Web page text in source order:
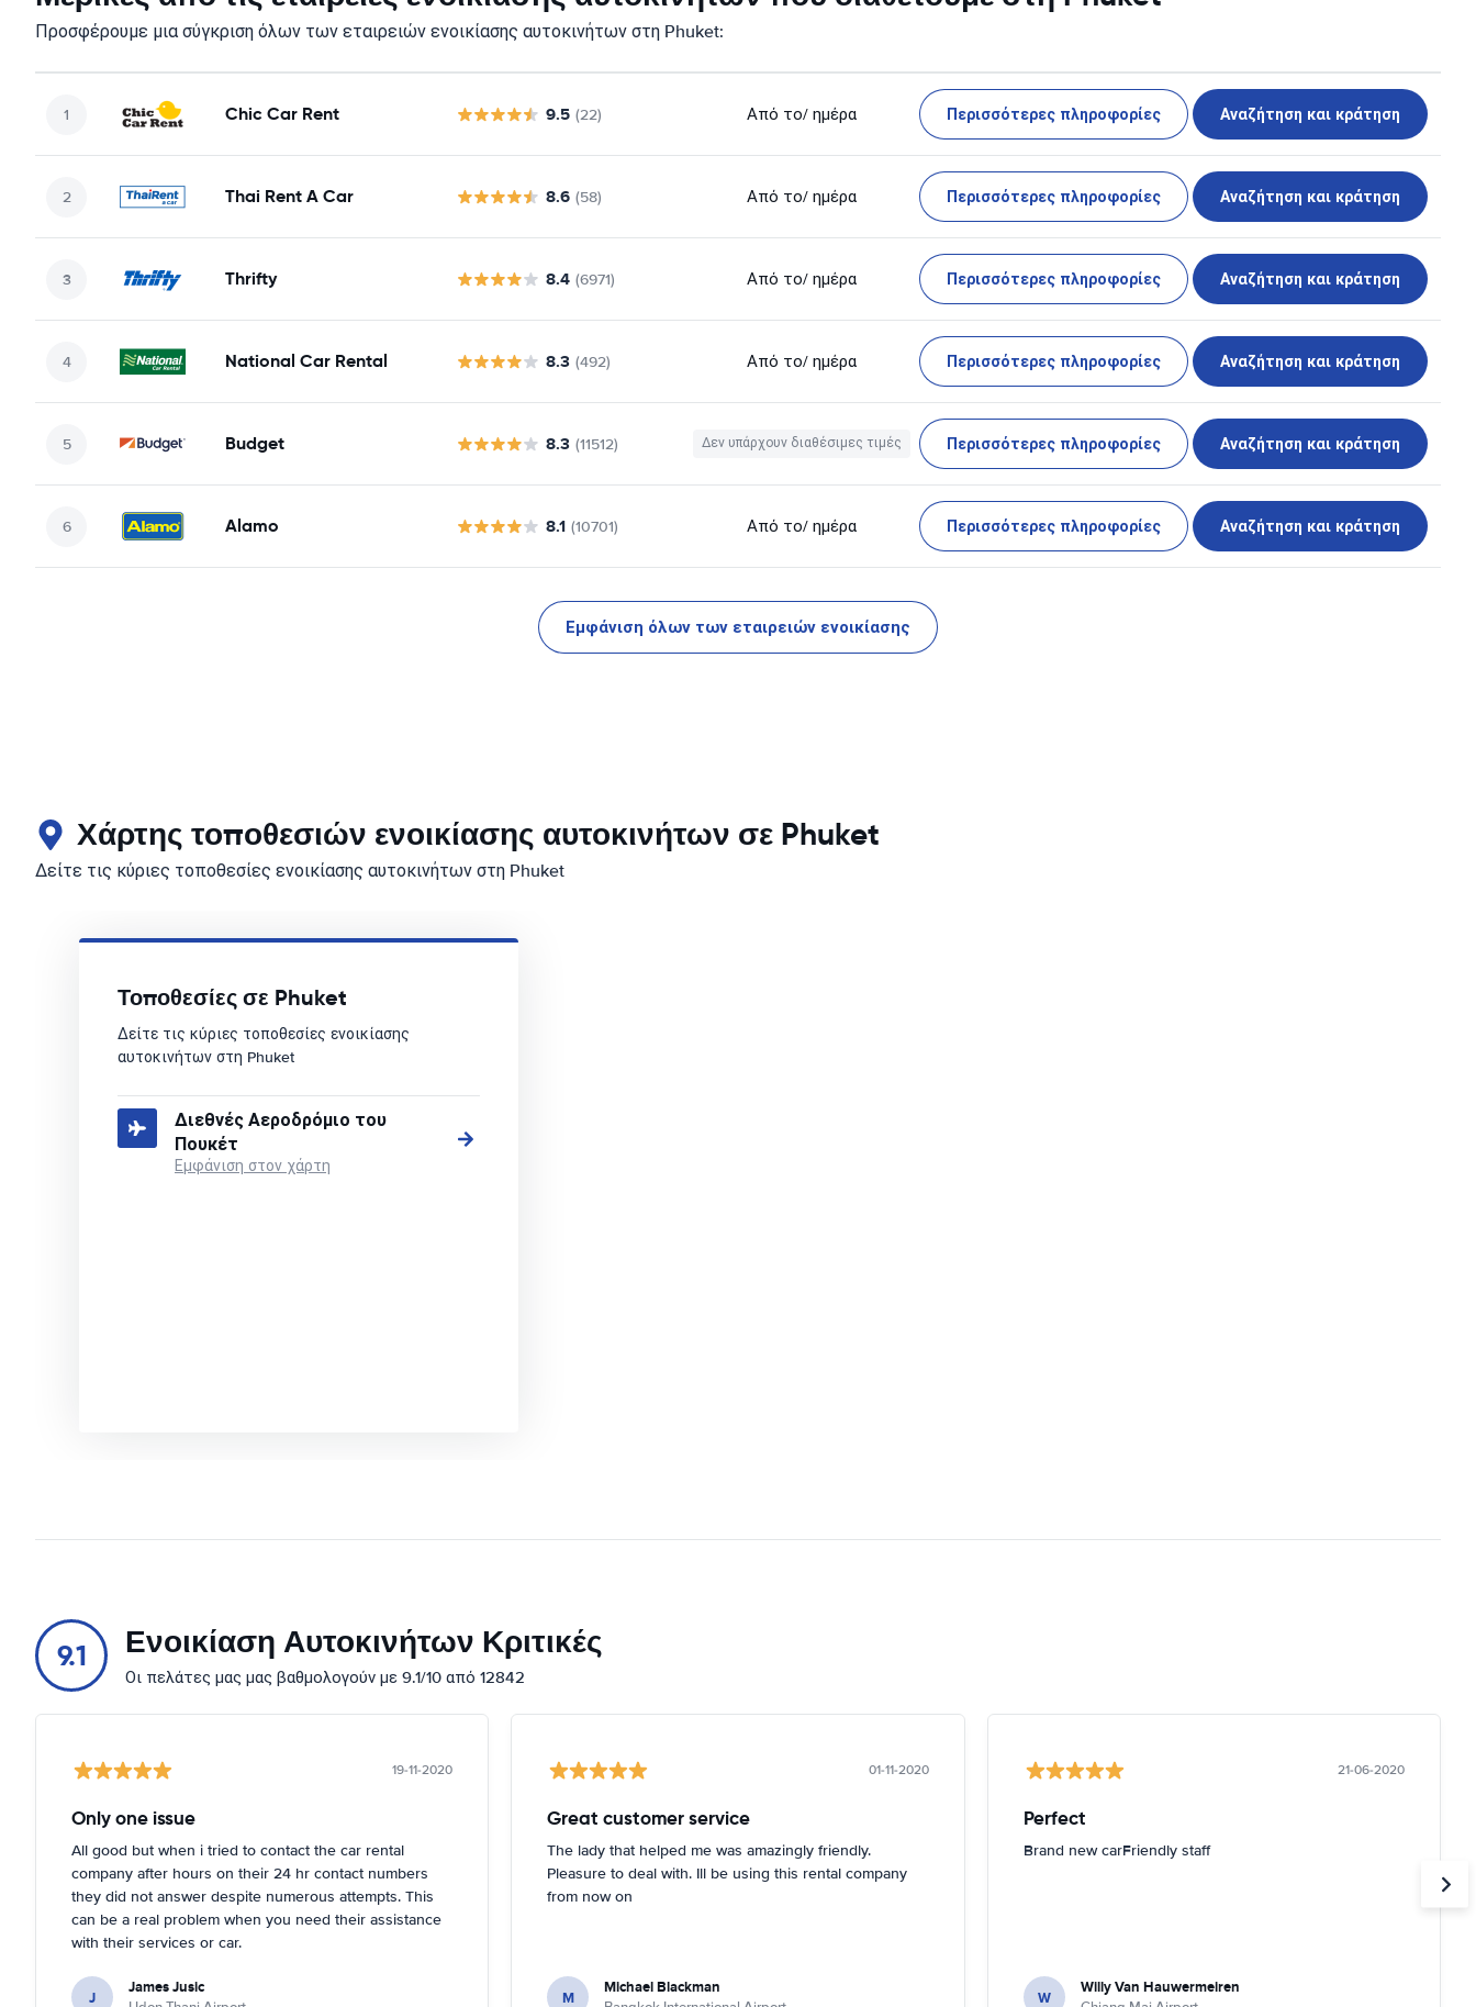
Προσφέρουμε μια σύγκριση όλων των εταιρειών ενοικίασης αυτοκινήτων στη Phuket:
Chic Car Rent 9.5 (22) Από το/ ημέρα Περισσότερες πληροφορίες Αναζήτηση και κράτηση
Thai Rent A Car 8.6 (58) Από το/ ημέρα Περισσότερες πληροφορίες Αναζήτηση και κράτηση
Thrifty 8.4 (6971) Από το/ ημέρα Περισσότερες πληροφορίες Αναζήτηση και κράτηση
National Car Rental 8.3 (492) Από το/ ημέρα Περισσότερες πληροφορίες Αναζήτηση και κράτηση
Budget 8.3 (11512) Δεν υπάρχουν διαθέσιμες τιμές Περισσότερες πληροφορίες Αναζήτηση και κράτηση
Alamo 8.1 (10701) Από το/ ημέρα Περισσότερες πληροφορίες Αναζήτηση και κράτηση
Εμφάνιση όλων των εταιρειών ενοικίασης
Χάρτης τοποθεσιών ενοικίασης αυτοκινήτων σε Phuket
Δείτε τις κύριες τοποθεσίες ενοικίασης αυτοκινήτων στη Phuket
Τοποθεσίες σε Phuket
Δείτε τις κύριες τοποθεσίες ενοικίασης
αυτοκινήτων στη Phuket
Διεθνές Αεροδρόμιο του
Πουκέτ
Εμφάνιση στον χάρτη
9.1 Ενοικίαση Αυτοκινήτων Κριτικές
Οι πελάτες μας μας βαθμολογούν με 9.1/10 από 12842
19-11-2020
Only one issue
All good but when i tried to contact the car rental
company after hours on their 24 hr contact numbers
they did not answer despite numerous attempts. This
can be a real problem when you need their assistance
with their services or car.
J James Jusic
01-11-2020
Great customer service
The lady that helped me was amazingly friendly.
Pleasure to deal with. Ill be using this rental company
from now on
M Michael Blackman
21-06-2020
Perfect
Brand new carFriendly staff
W Willy Van Hauwermeiren